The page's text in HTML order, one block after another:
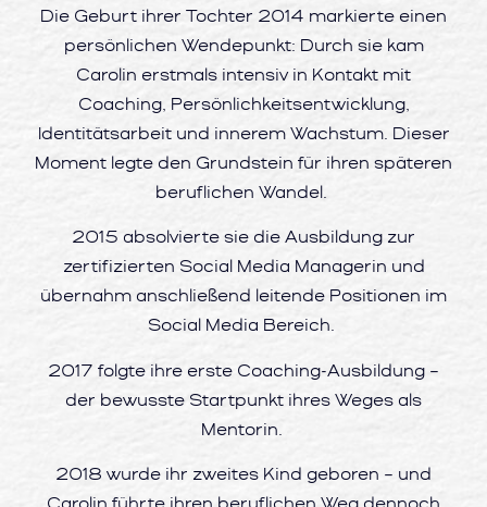
Die Geburt ihrer Tochter 2014 markierte einen
persönlichen Wendepunkt: Durch sie kam
Carolin erstmals intensiv in Kontakt mit
Coaching, Persönlichkeitsentwicklung,
Identitätsarbeit und innerem Wachstum. Dieser
Moment legte den Grundstein für ihren späteren
beruflichen Wandel.
2015 absolvierte sie die Ausbildung zur
zertifizierten Social Media Managerin und
übernahm anschließend leitende Positionen im
Social Media Bereich.
2017 folgte ihre erste Coaching-Ausbildung –
der bewusste Startpunkt ihres Weges als
Mentorin.
2018 wurde ihr zweites Kind geboren – und